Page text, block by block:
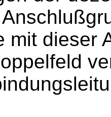
mit dieser